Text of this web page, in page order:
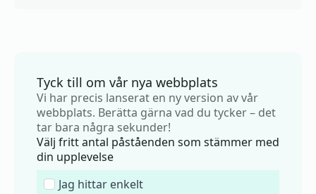
Tyck till om vår nya webbplats
Vi har precis lanserat en ny version av vår
webbplats. Berätta gärna vad du tycker – det
tar bara några sekunder!
Välj fritt antal påståenden som stämmer med
din upplevelse
Jag hittar enkelt